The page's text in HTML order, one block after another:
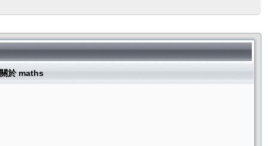
關於 maths